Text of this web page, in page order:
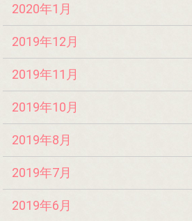
2020年1月
2019年12月
2019年11月
2019年10月
2019年8月
2019年7月
2019年6月